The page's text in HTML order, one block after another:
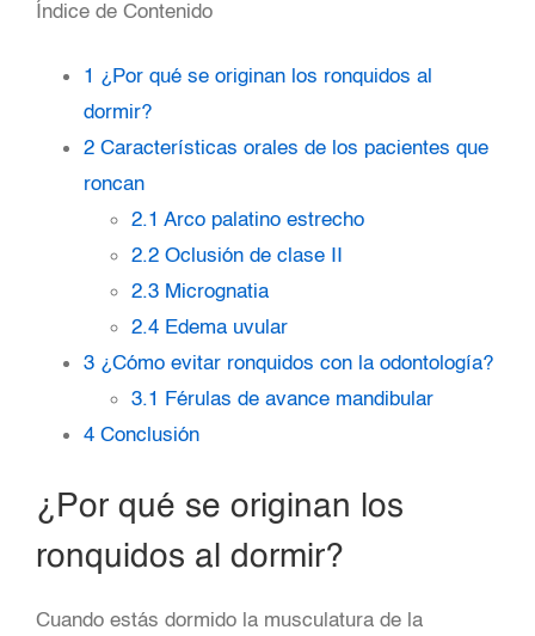
Índice de Contenido
1 ¿Por qué se originan los ronquidos al
dormir?
2 Características orales de los pacientes que
roncan
2.1 Arco palatino estrecho
2.2 Oclusión de clase II
2.3 Micrognatia
2.4 Edema uvular
3 ¿Cómo evitar ronquidos con la odontología?
3.1
Férulas de avance mandibular
4 Conclusión
¿Por qué se originan los
ronquidos al dormir?
Cuando estás dormido la musculatura de la